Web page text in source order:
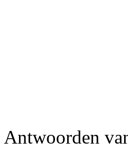
Antwoorden